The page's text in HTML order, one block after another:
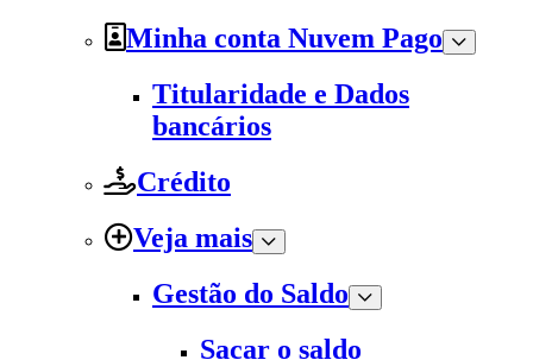
Minha conta Nuvem Pago
Titularidade e Dados
bancários
Crédito
Veja mais
Gestão do Saldo
Sacar o saldo